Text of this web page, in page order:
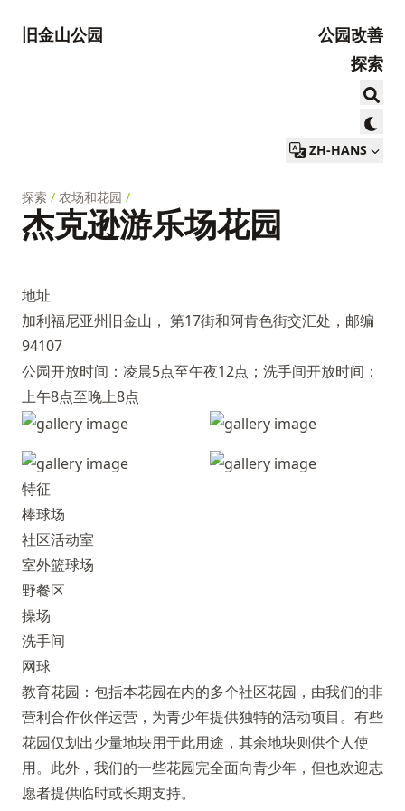
旧金山公园
公园改善
探索
ZH-HANS
探索 / 农场和花园 /
杰克逊游乐场花园
地址
加利福尼亚州旧金山， 第17街和阿肯色街交汇处，邮编
94107
公园开放时间：凌晨5点至午夜12点；洗手间开放时间：
上午8点至晚上8点
特征
棒球场
社区活动室
室外篮球场
野餐区
操场
洗手间
网球
教育花园：包括本花园在内的多个社区花园，由我们的非
营利合作伙伴运营，为青少年提供独特的活动项目。有些
花园仅划出少量地块用于此用途，其余地块则供个人使
用。此外，我们的一些花园完全面向青少年，但也欢迎志
愿者提供临时或长期支持。